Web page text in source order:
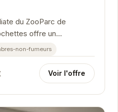
du ZooParc de
offre un
et bien équipé. Idéal
non-fumeurs
Voir l'offre